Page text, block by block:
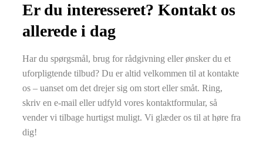
Er du interesseret? Kontakt os
allerede i dag
Har du spørgsmål, brug for rådgivning eller ønsker du et
uforpligtende tilbud? Du er altid velkommen til at kontakte
os – uanset om det drejer sig om stort eller småt. Ring,
skriv en e-mail eller udfyld vores kontaktformular, så
vender vi tilbage hurtigst muligt. Vi glæder os til at høre fra
dig!